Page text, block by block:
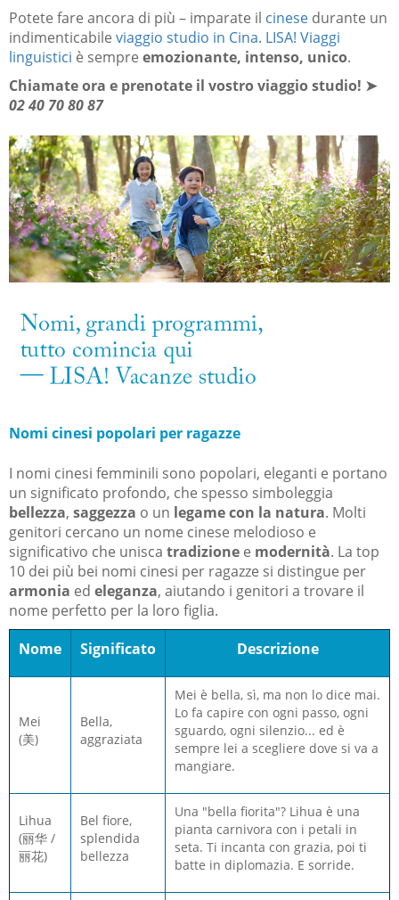
Potete fare ancora di più – imparate il cinese durante un
indimenticabile viaggio studio in Cina. LISA! Viaggi
linguistici è sempre emozionante, intenso, unico.
Chiamate ora e prenotate il vostro viaggio studio! ➤
02 40 70 80 87
Nomi cinesi popolari per ragazze
I nomi cinesi femminili sono popolari, eleganti e portano
un significato profondo, che spesso simboleggia
bellezza, saggezza o un legame con la natura. Molti
genitori cercano un nome cinese melodioso e
significativo che unisca tradizione e modernità. La top
10 dei più bei nomi cinesi per ragazze si distingue per
armonia ed eleganza, aiutando i genitori a trovare il
nome perfetto per la loro figlia.
Nome
Significato Descrizione
Mei
(美)
Bella,
aggraziata
Mei è bella, sì, ma non lo dice mai.
Lo fa capire con ogni passo, ogni
sguardo, ogni silenzio... ed è
sempre lei a scegliere dove si va a
mangiare.
Lihua
(丽华 /
丽花)
Bel fiore,
splendida
bellezza
Una "bella fiorita"? Lihua è una
pianta carnivora con i petali in
seta. Ti incanta con grazia, poi ti
batte in diplomazia. E sorride.